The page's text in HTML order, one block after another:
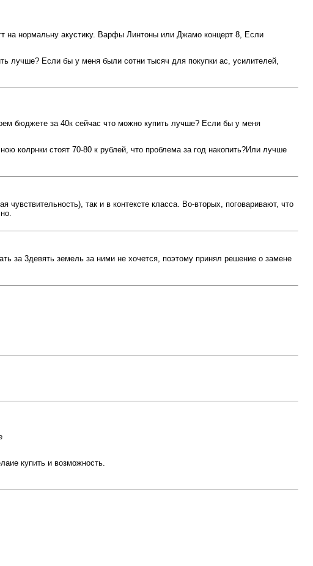
на нормальну акустику. Варфы Линтоны или Джамо концерт 8, Если
лучше? Если бы у меня были сотни тысяч для покупки ас, усилителей,
бюджете за 40к сейчас что можно купить лучше? Если бы у меня
колрнки стоят 70-80 к рублей, что проблема за год накопить?Или лучше
так и в контексте класса. Во-вторых, поговаривают, что
3девять земель за ними не хочется, поэтому принял решение о замене
купить и возможность.